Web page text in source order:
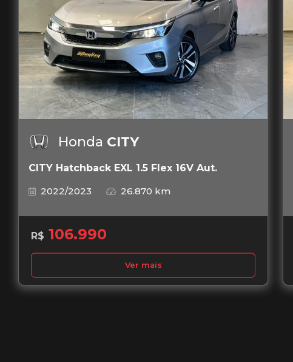
Honda CITY
CITY Hatchback EXL 1.5 Flex 16V Aut.
2022/2023
26.870 km
R$ 106.990
Ver mais